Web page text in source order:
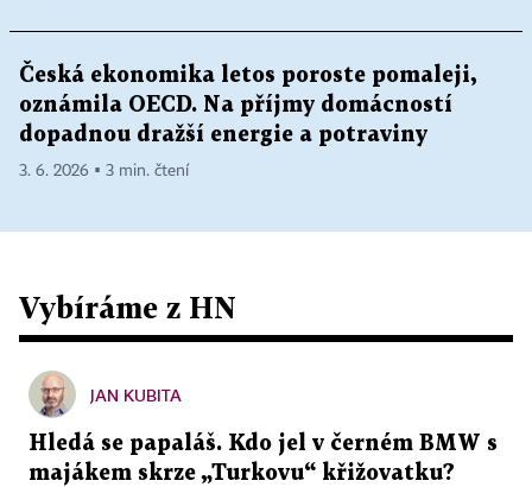
Česká ekonomika letos poroste pomaleji,
oznámila OECD. Na příjmy domácností
dopadnou dražší energie a potraviny
3. 6. 2026 ▪ 3 min. čtení
Vybíráme z HN
JAN KUBITA
Hledá se papaláš. Kdo jel v černém BMW s
majákem skrze „Turkovu“ křižovatku?